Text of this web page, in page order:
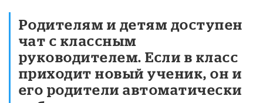
Родителям и детям доступен
чат с классным
руководителем. Если в класс
приходит новый ученик, он и
его родители автоматически